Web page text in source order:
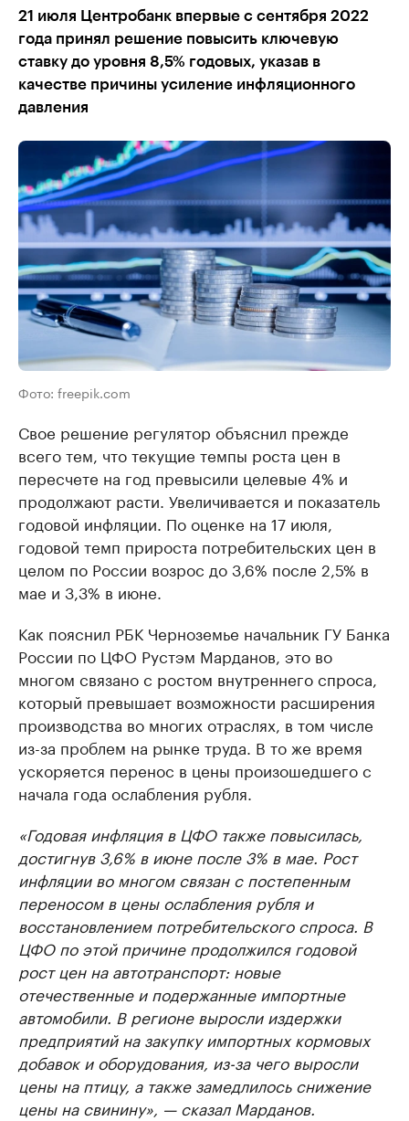
21 июля Центробанк впервые с сентября 2022
года принял решение повысить ключевую
ставку до уровня 8,5% годовых, указав в
качестве причины усиление инфляционного
давления
Фото: freepik.com
Свое решение регулятор объяснил прежде
всего тем, что текущие темпы роста цен в
пересчете на год превысили целевые 4% и
продолжают расти. Увеличивается и показатель
годовой инфляции. По оценке на 17 июля,
годовой темп прироста потребительских цен в
целом по России возрос до 3,6% после 2,5% в
мае и 3,3% в июне.
Как пояснил РБК Черноземье начальник ГУ Банка
России по ЦФО Рустэм Марданов, это во
многом связано с ростом внутреннего спроса,
который превышает возможности расширения
производства во многих отраслях, в том числе
из-за проблем на рынке труда. В то же время
ускоряется перенос в цены произошедшего с
начала года ослабления рубля.
«Годовая инфляция в ЦФО также повысилась,
достигнув 3,6% в июне после 3% в мае. Рост
инфляции во многом связан с постепенным
переносом в цены ослабления рубля и
восстановлением потребительского спроса. В
ЦФО по этой причине продолжился годовой
рост цен на автотранспорт: новые
отечественные и подержанные импортные
автомобили. В регионе выросли издержки
предприятий на закупку импортных кормовых
добавок и оборудования, из-за чего выросли
цены на птицу, а также замедлилось снижение
цены на свинину», — сказал Марданов.